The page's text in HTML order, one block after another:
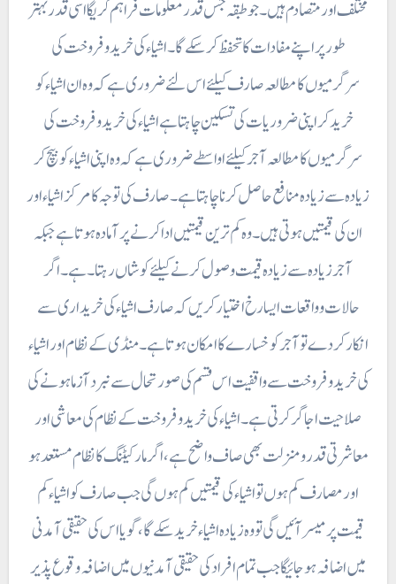
مختلف اور متصادم ہیں ۔ جو طبقہ جس قدر معلومات فراہم کریگا اسی قدر بہتر
طور پر اپنے مفادات کا تحفظ کر سکے گا ۔ اشیاء کی خرید و فروخت کی
سرگرمیوں کا مطالعہ صارف کیلئے اس لئے ضروری ہے کہ وہ ان اشیاء کو
خرید کر اپنی ضروریات کی تسکین چاہتا ہے اشیاء کی خرید و فروخت کی
سرگرمیوں کا مطالعہ آجر کیلئے ا واسطے ضروری ہے کہ وہ اپنی اشیاء کو بیچ کر
زیادہ سے زیادہ منافع حاصل کرنا چاہتا ہے ۔ صارف کی توجہ کا مرکز اشیاء اور
ان کی قیمتیں ہوتی ہیں ۔ وہ کم ترین قیمتیں ادا کرنے پر آمادہ ہوتا ہے جبکہ
آجر زیادہ سے زیادہ قیمت وصول کرنے کیلئے کوشاں رہتا ۔ ہے۔ اگر
حالات و واقعات ایسا رخ اختیار کریں کہ صارف اشیاء کی خریداری سے
انکار کر دے تو آجر کو خسارے کا امکان ہوتا ہے۔ منڈی کے نظام اور اشیاء
کی خرید و فروخت سے واقفیت اس قسم کی صورتحال سے نبرد آزما ہونے کی
صلاحیت اجاگر کرتی ہے۔ اشیاء کی خرید و فروخت کے نظام کی معاشی اور
معاشرتی قدر و منزلت بھی صاف واضح ہے ، اگر مارکیٹنگ کا نظام مستعد ہو
اور مصارف کم ہوں تو اشیاء کی قیمتیں کم ہوں گی جب صارف کو اشیاء کم
قیمت پر میسر آئیں گی تو وہ زیادہ اشیاء خرید سکے گا، گویا اس کی حقیقی آمدنی
میں اضافہ ہو جائیگا جب تمام افراد کی حقیقی آمدنیوں میں اضافہ وقوع پذیر